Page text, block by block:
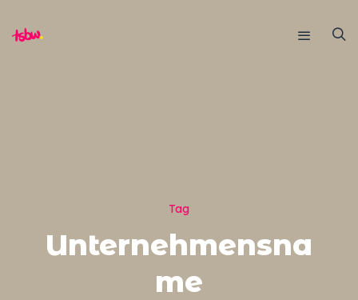
Tag
Unternehmensna
me